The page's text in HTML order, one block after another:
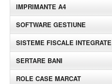
IMPRIMANTE A4
SOFTWARE GESTIUNE
SISTEME FISCALE INTEGRATE
SERTARE BANI
ROLE CASE MARCAT